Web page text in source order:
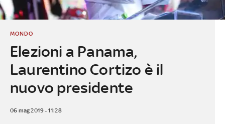
Elezioni a Panama,
Laurentino Cortizo è il
nuovo presidente
MONDO
06 mag 2019 - 11:28